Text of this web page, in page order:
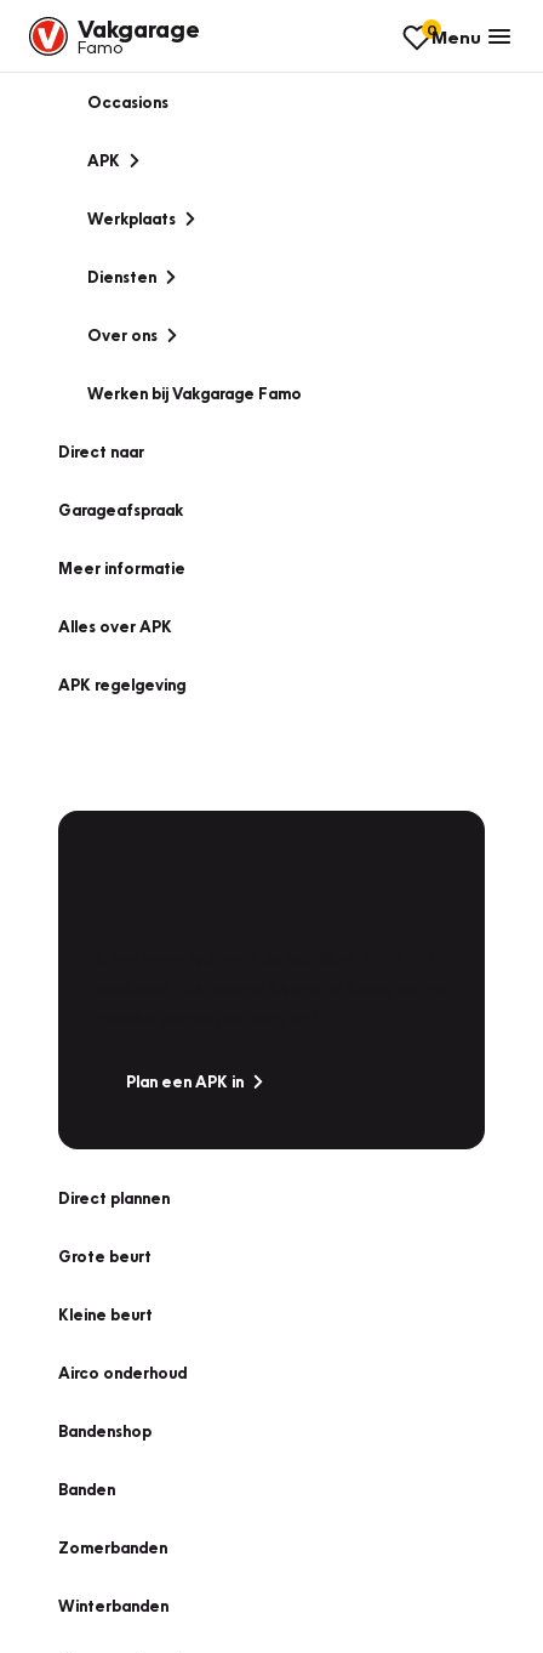
Vakgarage
Famo
0Menu
Occasions
APK
Werkplaats
Diensten
Over ons
Werken bij Vakgarage Famo
Direct naar
Garageafspraak
Meer informatie
Alles over APK
APK regelgeving
Plan een APK in
Direct plannen
Grote beurt
Kleine beurt
Airco onderhoud
Bandenshop
Banden
Zomerbanden
Winterbanden